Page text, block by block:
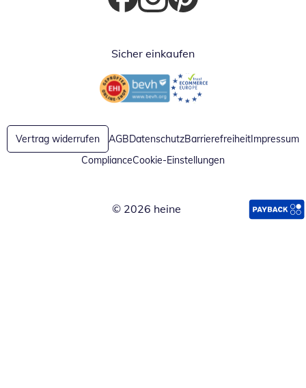
Öffnet in neuem Fenster
Öffnet in neuem Fenster
Öffnet in neuem Fenster
Sicher einkaufen
Öffnet in neuem FensterÖffnet in neuem Fenster
Vertrag widerrufen AGBDatenschutzBarrierefreiheitImpressum
ComplianceCookie-Einstellungen
© 2026 heine